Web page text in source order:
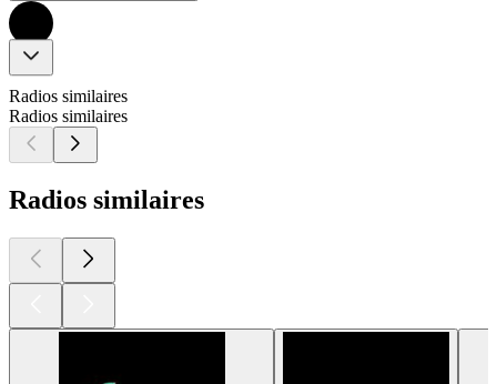
Radios similaires
Radios similaires
Radios similaires